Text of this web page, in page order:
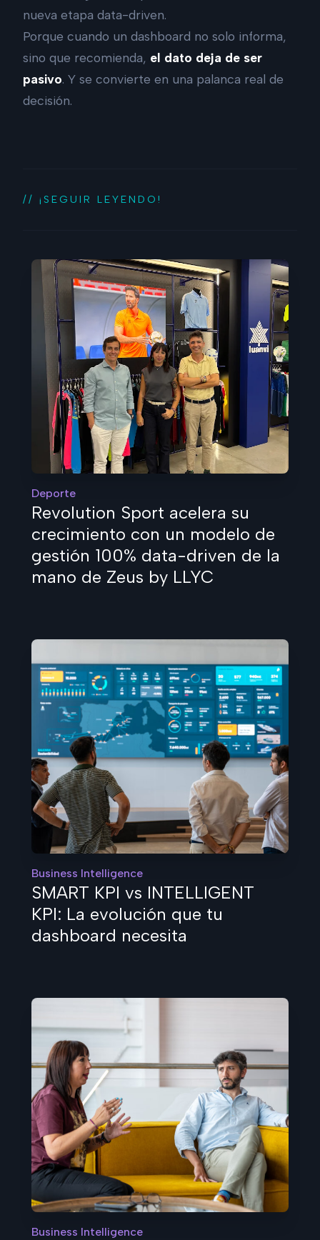
nueva etapa data-driven.
Porque cuando un dashboard no solo informa,
sino que recomienda, el dato deja de ser
pasivo. Y se convierte en una palanca real de
decisión.
// ¡SEGUIR LEYENDO!
Deporte
Revolution Sport acelera su
crecimiento con un modelo de
gestión 100% data-driven de la
mano de Zeus by LLYC
Business Intelligence
SMART KPI vs INTELLIGENT
KPI: La evolución que tu
dashboard necesita
Business Intelligence